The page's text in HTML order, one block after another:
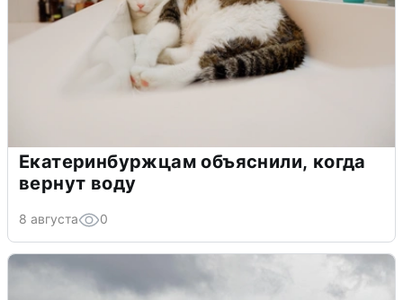
Екатеринбуржцам объяснили, когда
вернут воду
8 августа 0